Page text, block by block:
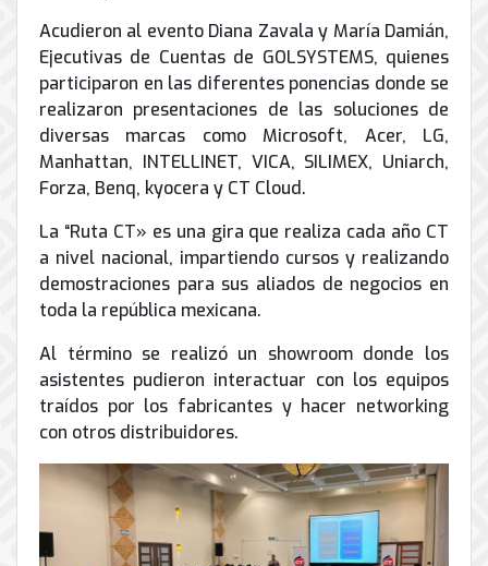
de
Internet
Acudieron al evento Diana Zavala y María Damián,
Ejecutivas de Cuentas de GOLSYSTEMS, quienes
participaron en las diferentes ponencias donde se
realizaron presentaciones de las soluciones de
diversas marcas como Microsoft, Acer, LG,
Manhattan, INTELLINET, VICA, SILIMEX, Uniarch,
Forza, Benq, kyocera y CT Cloud.
La “Ruta CT» es una gira que realiza cada año CT
a nivel nacional, impartiendo cursos y realizando
demostraciones para sus aliados de negocios en
toda la república mexicana.
Al término se realizó un showroom donde los
asistentes pudieron interactuar con los equipos
traídos por los fabricantes y hacer networking
con otros distribuidores.